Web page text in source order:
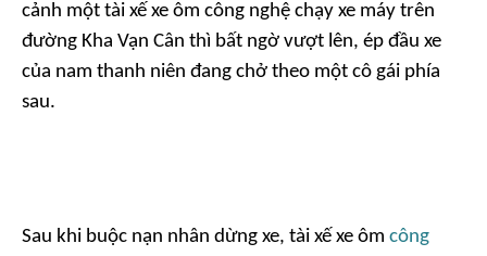
cảnh một tài xế xe ôm công nghệ chạy xe máy trên
đường Kha Vạn Cân thì bất ngờ vượt lên, ép đầu xe
của nam thanh niên đang chở theo một cô gái phía
sau.
Sau khi buộc nạn nhân dừng xe, tài xế xe ôm công